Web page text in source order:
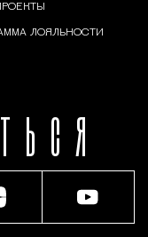
ЛОЯЛЬНОСТИ